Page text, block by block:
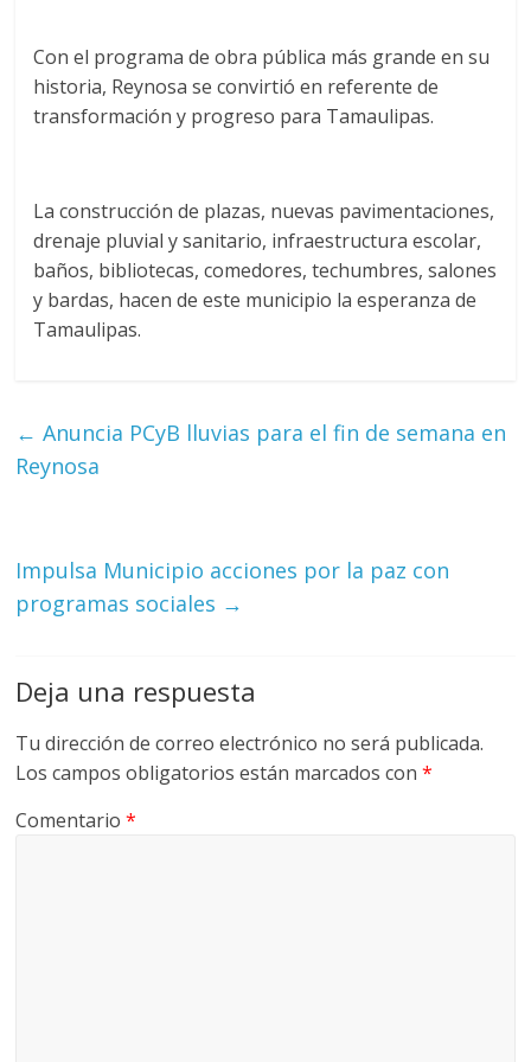
Con el programa de obra pública más grande en su
historia, Reynosa se convirtió en referente de
transformación y progreso para Tamaulipas.
La construcción de plazas, nuevas pavimentaciones,
drenaje pluvial y sanitario, infraestructura escolar,
baños, bibliotecas, comedores, techumbres, salones
y bardas, hacen de este municipio la esperanza de
Tamaulipas.
← Anuncia PCyB lluvias para el fin de semana en
Reynosa
Impulsa Municipio acciones por la paz con
programas sociales →
Deja una respuesta
Tu dirección de correo electrónico no será publicada.
Los campos obligatorios están marcados con*
Comentario*